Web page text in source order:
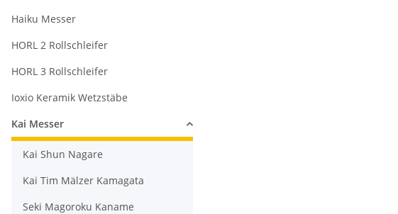
Haiku Messer
HORL 2 Rollschleifer
HORL 3 Rollschleifer
Ioxio Keramik Wetzstäbe
Kai Messer
Kai Shun Nagare
Kai Tim Mälzer Kamagata
Seki Magoroku Kaname